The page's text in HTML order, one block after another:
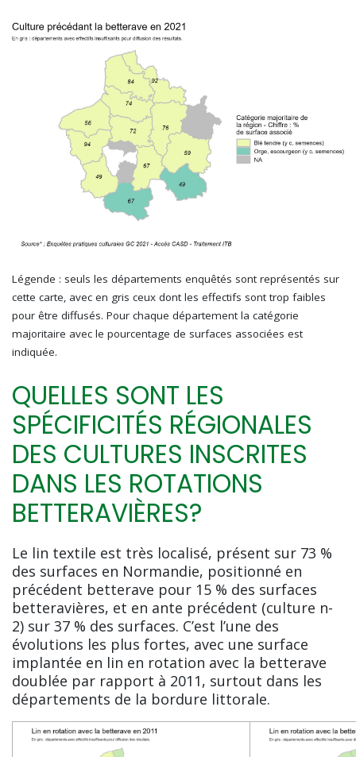
Légende : seuls les départements enquêtés sont représentés sur
cette carte, avec en gris ceux dont les effectifs sont trop faibles
pour être diffusés. Pour chaque département la catégorie
majoritaire avec le pourcentage de surfaces associées est
indiquée.
QUELLES SONT LES
SPÉCIFICITÉS RÉGIONALES
DES CULTURES INSCRITES
DANS LES ROTATIONS
BETTERAVIÈRES?
Le lin textile est très localisé, présent sur 73 %
des surfaces en Normandie, positionné en
précédent betterave pour 15 % des surfaces
betteravières, et en ante précédent (culture n-
2) sur 37 % des surfaces. C’est l’une des
évolutions les plus fortes, avec une surface
implantée en lin en rotation avec la betterave
doublée par rapport à 2011, surtout dans les
départements de la bordure littorale.